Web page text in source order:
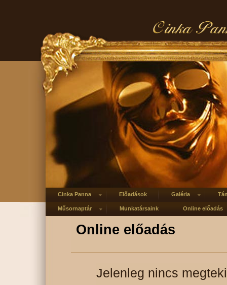
Cinka Panna Előadások Galéria
Műsornaptár Munkatársaink Online előadás
Online előadás
Jelenleg nincs